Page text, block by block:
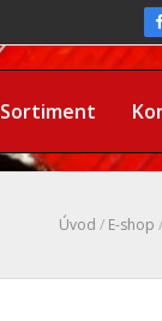
Sortiment
Úvod / E-shop /